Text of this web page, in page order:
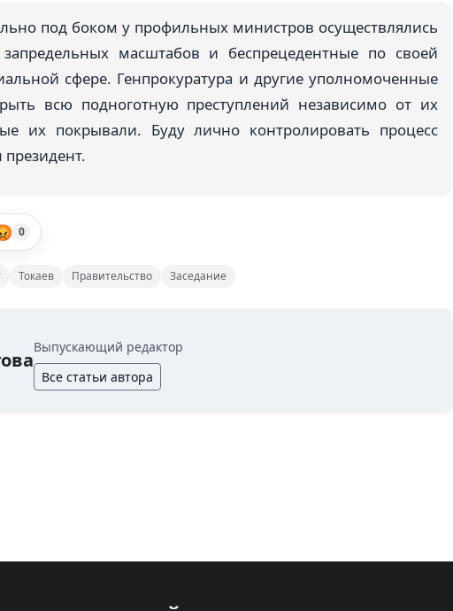
под боком у профильных министров осуществлялись
масштабов и беспрецедентные по своей
сфере. Генпрокуратура и другие уполномоченные
всю подноготную преступлений независимо от их
их покрывали. Буду лично контролировать процесс
президент.
0
Токаев Правительство Заседание
Выпускающий редактор
Все статьи автора